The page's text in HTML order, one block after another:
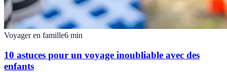
Voyager en famille6 min
10 astuces pour un voyage inoubliable avec des
enfants